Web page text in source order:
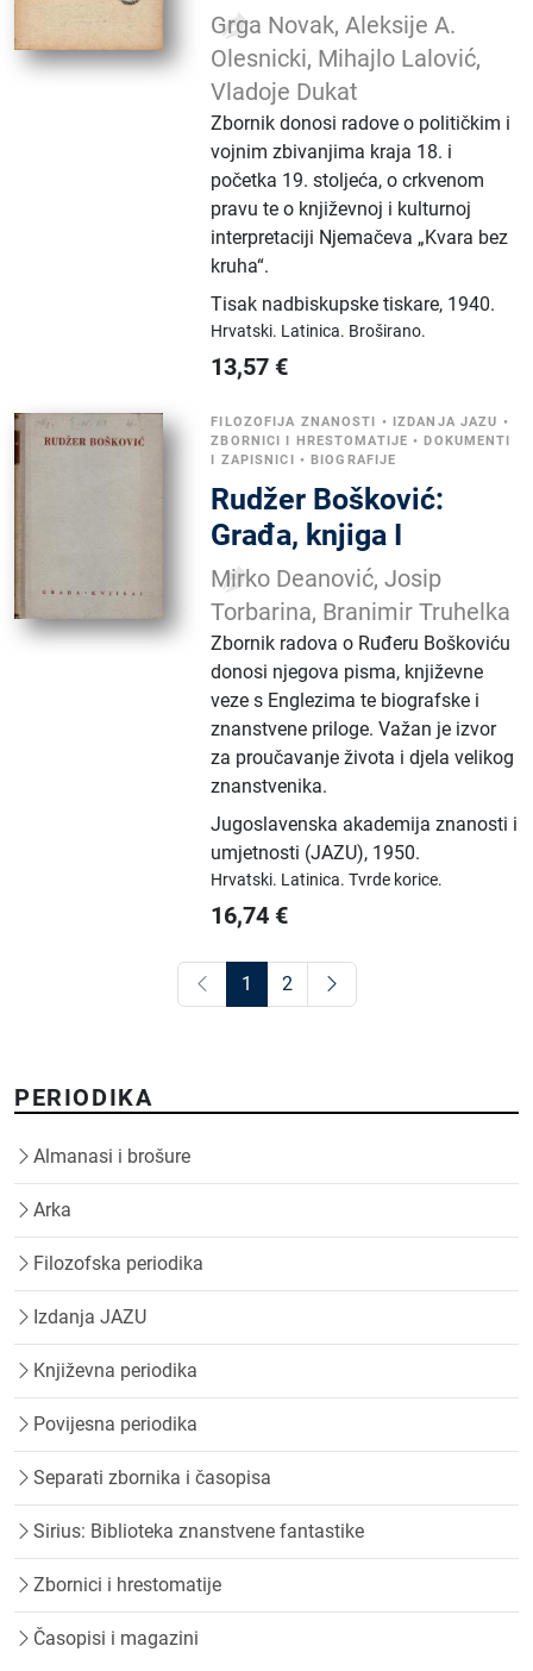
Grga Novak, Aleksije A.
Olesnicki, Mihajlo Lalović,
Vladoje Dukat
Zbornik donosi radove o političkim i
vojnim zbivanjima kraja 18. i
početka 19. stoljeća, o crkvenom
pravu te o književnoj i kulturnoj
interpretaciji Njemačeva „Kvara bez
kruha“.
Tisak nadbiskupske tiskare, 1940.
Hrvatski. Latinica. Broširano.
13,57 €
FILOZOFIJA ZNANOSTI • IZDANJA JAZU •
ZBORNICI I HRESTOMATIJE •DOKUMENTI
I ZAPISNICI •BIOGRAFIJE
Rudžer Bošković:
Građa, knjiga I
Mirko Deanović, Josip
Torbarina, Branimir Truhelka
Zbornik radova o Ruđeru Boškoviću
donosi njegova pisma, književne
veze s Englezima te biografske i
znanstvene priloge. Važan je izvor
za proučavanje života i djela velikog
znanstvenika.
Jugoslavenska akademija znanosti i
umjetnosti (JAZU), 1950.
Hrvatski. Latinica.Tvrde korice.
16,74 €
1 2
PERIODIKA
Almanasi i brošure
Arka
Filozofska periodika
Izdanja JAZU
Književna periodika
Povijesna periodika
Separati zbornika i časopisa
Sirius: Biblioteka znanstvene fantastike
Zbornici i hrestomatije
Časopisi i magazini